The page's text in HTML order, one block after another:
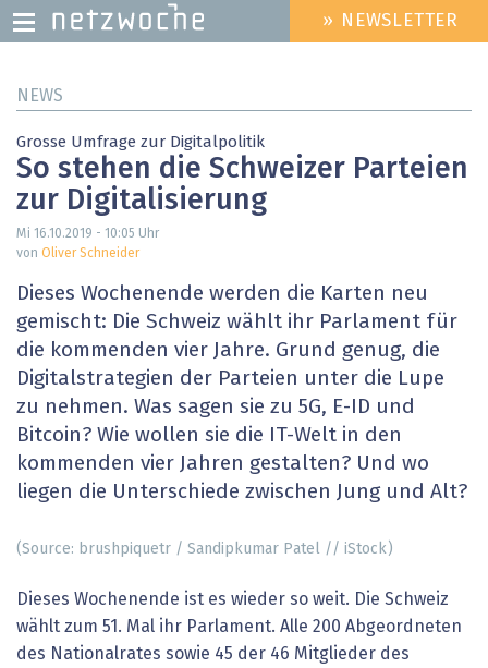
zum
HEADER
MENU
» NEWSLETTER
NEWS
Grosse Umfrage zur Digitalpolitik
So stehen die Schweizer Parteien
zur Digitalisierung
Mi 16.10.2019 - 10:05 Uhr
von Oliver Schneider
Dieses Wochenende werden die Karten neu
gemischt: Die Schweiz wählt ihr Parlament für
die kommenden vier Jahre. Grund genug, die
Digitalstrategien der Parteien unter die Lupe
zu nehmen. Was sagen sie zu 5G, E-ID und
Bitcoin? Wie wollen sie die IT-Welt in den
kommenden vier Jahren gestalten? Und wo
liegen die Unterschiede zwischen Jung und Alt?
(Source: brushpiquetr / Sandipkumar Patel // iStock)
Dieses Wochenende ist es wieder so weit. Die Schweiz
wählt zum 51. Mal ihr Parlament. Alle 200 Abgeordneten
des Nationalrates sowie 45 der 46 Mitglieder des